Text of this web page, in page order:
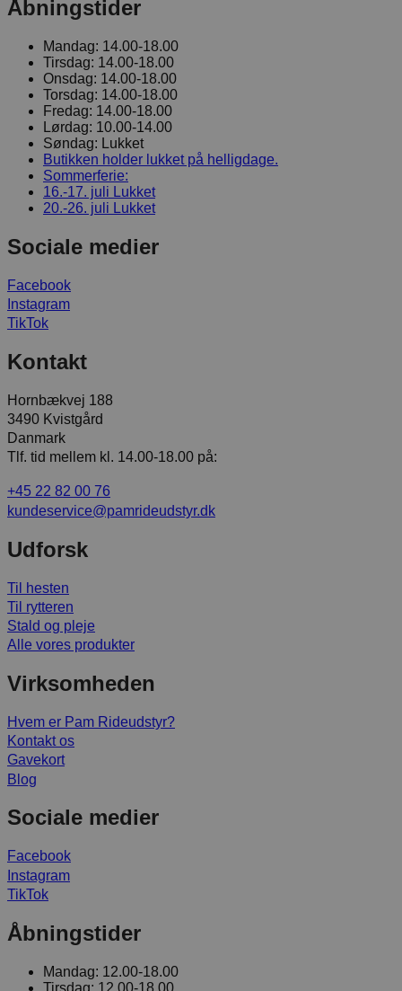
Åbningstider
Mandag: 14.00-18.00
Tirsdag: 14.00-18.00
Onsdag: 14.00-18.00
Torsdag: 14.00-18.00
Fredag: 14.00-18.00
Lørdag: 10.00-14.00
Søndag: Lukket
Butikken holder lukket på helligdage.
Sommerferie:
16.-17. juli Lukket
20.-26. juli Lukket
Sociale medier
Facebook
Instagram
TikTok
Kontakt
Hornbækvej 188
3490 Kvistgård
Danmark
Tlf. tid mellem kl. 14.00-18.00 på:
+45 22 82 00 76
kundeservice@pamrideudstyr.dk
Udforsk
Til hesten
Til rytteren
Stald og pleje
Alle vores produkter
Virksomheden
Hvem er Pam Rideudstyr?
Kontakt os
Gavekort
Blog
Sociale medier
Facebook
Instagram
TikTok
Åbningstider
Mandag: 12.00-18.00
Tirsdag: 12.00-18.00